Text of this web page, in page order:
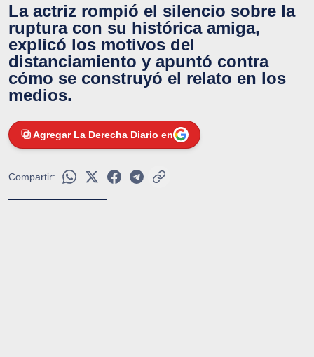
La actriz rompió el silencio sobre la
ruptura con su histórica amiga,
explicó los motivos del
distanciamiento y apuntó contra
cómo se construyó el relato en los
medios.
Agregar La Derecha Diario en
Compartir: